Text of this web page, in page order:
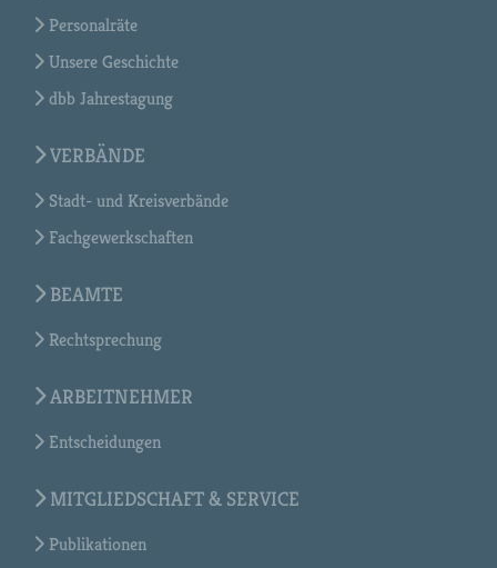
Personalräte
Unsere Geschichte
dbb Jahrestagung
VERBÄNDE
Stadt- und Kreisverbände
Fachgewerkschaften
BEAMTE
Rechtsprechung
ARBEITNEHMER
Entscheidungen
MITGLIEDSCHAFT & SERVICE
Publikationen